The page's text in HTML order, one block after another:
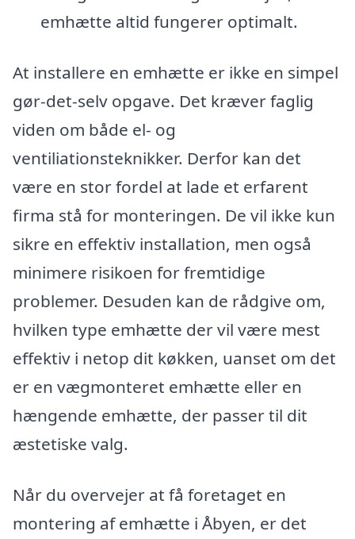
emhætte altid fungerer optimalt.
At installere en emhætte er ikke en simpel
gør-det-selv opgave. Det kræver faglig
viden om både el- og
ventiliationsteknikker. Derfor kan det
være en stor fordel at lade et erfarent
firma stå for monteringen. De vil ikke kun
sikre en effektiv installation, men også
minimere risikoen for fremtidige
problemer. Desuden kan de rådgive om,
hvilken type emhætte der vil være mest
effektiv i netop dit køkken, uanset om det
er en vægmonteret emhætte eller en
hængende emhætte, der passer til dit
æstetiske valg.
Når du overvejer at få foretaget en
montering af emhætte i Åbyen, er det